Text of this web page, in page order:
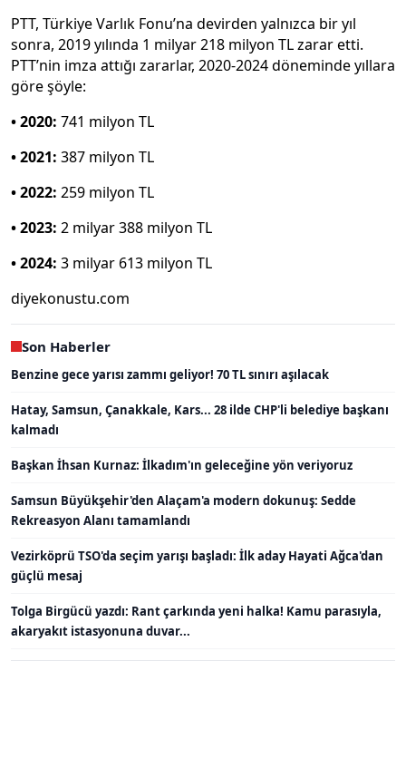
PTT, Türkiye Varlık Fonu’na devirden yalnızca bir yıl
sonra, 2019 yılında 1 milyar 218 milyon TL zarar etti.
PTT’nin imza attığı zararlar, 2020-2024 döneminde yıllara
göre şöyle:
• 2020: 741 milyon TL
• 2021: 387 milyon TL
• 2022: 259 milyon TL
• 2023: 2 milyar 388 milyon TL
• 2024: 3 milyar 613 milyon TL
diyekonustu.com
Son Haberler
Benzine gece yarısı zammı geliyor! 70 TL sınırı aşılacak
Hatay, Samsun, Çanakkale, Kars... 28 ilde CHP'li belediye başkanı
kalmadı
Başkan İhsan Kurnaz: İlkadım'ın geleceğine yön veriyoruz
Samsun Büyükşehir'den Alaçam'a modern dokunuş: Sedde
Rekreasyon Alanı tamamlandı
Vezirköprü TSO'da seçim yarışı başladı: İlk aday Hayati Ağca'dan
güçlü mesaj
Tolga Birgücü yazdı: Rant çarkında yeni halka! Kamu parasıyla,
akaryakıt istasyonuna duvar...